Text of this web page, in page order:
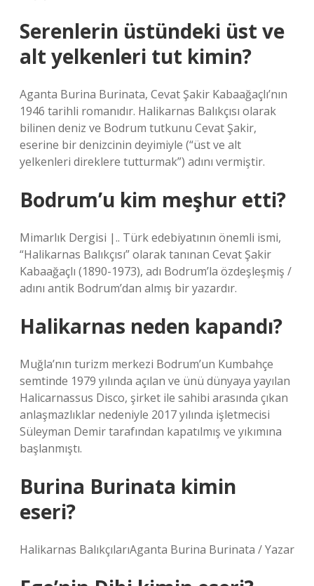
Serenlerin üstündeki üst ve
alt yelkenleri tut kimin?
Aganta Burina Burinata, Cevat Şakir Kabaağaçlı’nın
1946 tarihli romanıdır. Halikarnas Balıkçısı olarak
bilinen deniz ve Bodrum tutkunu Cevat Şakir,
eserine bir denizcinin deyimiyle (“üst ve alt
yelkenleri direklere tutturmak”) adını vermiştir.
Bodrum’u kim meşhur etti?
Mimarlık Dergisi |.. Türk edebiyatının önemli ismi,
“Halikarnas Balıkçısı” olarak tanınan Cevat Şakir
Kabaağaçlı (1890-1973), adı Bodrum’la özdeşleşmiş /
adını antik Bodrum’dan almış bir yazardır.
Halikarnas neden kapandı?
Muğla’nın turizm merkezi Bodrum’un Kumbahçe
semtinde 1979 yılında açılan ve ünü dünyaya yayılan
Halicarnassus Disco, şirket ile sahibi arasında çıkan
anlaşmazlıklar nedeniyle 2017 yılında işletmecisi
Süleyman Demir tarafından kapatılmış ve yıkımına
başlanmıştı.
Burina Burinata kimin
eseri?
Halikarnas BalıkçılarıAganta Burina Burinata / Yazar